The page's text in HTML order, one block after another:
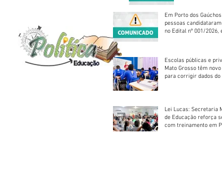
Em Porto dos
pessoas
no Edital nº 001/2026,
Escolas públicas e
Mato Grosso têm
para corrigir dados do
Lei Lucas: Secretaria
de Educação reforça
com treinamento em